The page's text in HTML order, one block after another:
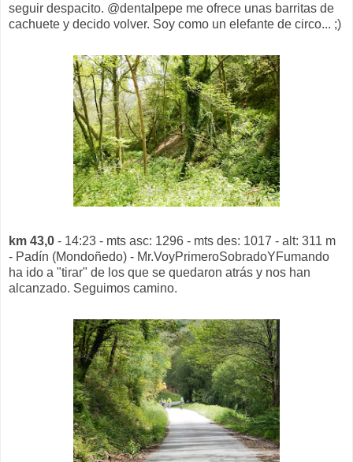
seguir despacito. @dentalpepe me ofrece unas barritas de
cachuete y decido volver. Soy como un elefante de circo... ;)
km 43,0 - 14:23 - mts asc: 1296 - mts des: 1017 - alt: 311 m
- Padín (Mondoñedo) - Mr.VoyPrimeroSobradoYFumando
ha ido a "tirar" de los que se quedaron atrás y nos han
alcanzado. Seguimos camino.